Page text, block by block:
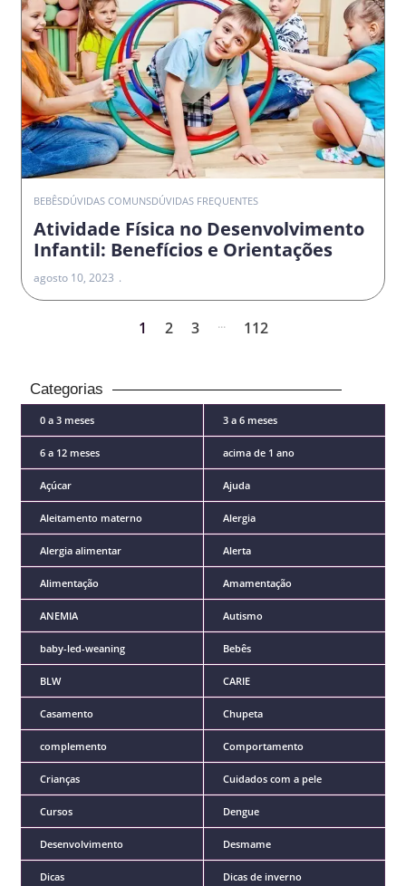
BEBÊSDÚVIDAS COMUNSDÚVIDAS FREQUENTES
Atividade Física no Desenvolvimento
Infantil: Benefícios e Orientações
agosto 10, 2023
1 2 3 ... 112
Categorias
0 a 3 meses 3 a 6 meses
6 a 12 meses acima de 1 ano
Açúcar Ajuda
Aleitamento materno Alergia
Alergia alimentar Alerta
Alimentação Amamentação
ANEMIA Autismo
baby-led-weaning Bebês
BLW CARIE
Casamento Chupeta
complemento Comportamento
Crianças Cuidados com a pele
Cursos Dengue
Desenvolvimento Desmame
Dicas Dicas de inverno